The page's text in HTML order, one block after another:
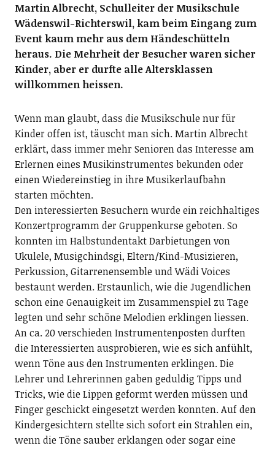
Martin Albrecht, Schulleiter der Musikschule
Wädenswil-Richterswil, kam beim Eingang zum
Event kaum mehr aus dem Händeschütteln
heraus. Die Mehrheit der Besucher waren sicher
Kinder, aber er durfte alle Altersklassen
willkommen heissen.
Wenn man glaubt, dass die Musikschule nur für
Kinder offen ist, täuscht man sich. Martin Albrecht
erklärt, dass immer mehr Senioren das Interesse am
Erlernen eines Musikinstrumentes bekunden oder
einen Wiedereinstieg in ihre Musikerlaufbahn
starten möchten.
Den interessierten Besuchern wurde ein reichhaltiges
Konzertprogramm der Gruppenkurse geboten. So
konnten im Halbstundentakt Darbietungen von
Ukulele, Musigchindsgi, Eltern/Kind-Musizieren,
Perkussion, Gitarrenensemble und Wädi Voices
bestaunt werden. Erstaunlich, wie die Jugendlichen
schon eine Genauigkeit im Zusammenspiel zu Tage
legten und sehr schöne Melodien erklingen liessen.
An ca. 20 verschieden Instrumentenposten durften
die Interessierten ausprobieren, wie es sich anfühlt,
wenn Töne aus den Instrumenten erklingen. Die
Lehrer und Lehrerinnen gaben geduldig Tipps und
Tricks, wie die Lippen geformt werden müssen und
Finger geschickt eingesetzt werden konnten. Auf den
Kindergesichtern stellte sich sofort ein Strahlen ein,
wenn die Töne sauber erklangen oder sogar eine